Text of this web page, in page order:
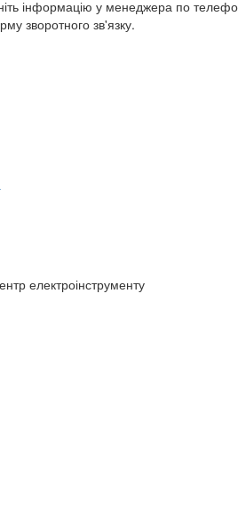
інформацію у менеджера по
зворотного зв'язку.
електроінструменту